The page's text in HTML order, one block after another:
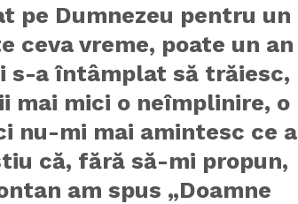
pe Dumnezeu pentru un
ceva vreme, poate un an
s-a întâmplat să trăiesc,
mai mici o neîmplinire, o
nu-mi mai amintesc ce a
că, fără să-mi propun,
am spus „Doamne